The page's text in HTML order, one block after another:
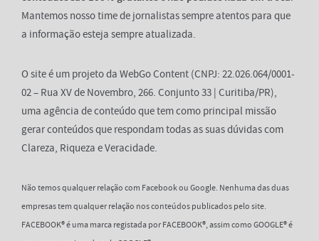
Mantemos nosso time de jornalistas sempre atentos para que
a informação esteja sempre atualizada.
O site é um projeto da WebGo Content (CNPJ: 22.026.064/0001-
02 – Rua XV de Novembro, 266. Conjunto 33 | Curitiba/PR),
uma agência de conteúdo que tem como principal missão
gerar conteúdos que respondam todas as suas dúvidas com
Clareza, Riqueza e Veracidade.
Não temos qualquer relação com Facebook ou Google. Nenhuma das duas
empresas tem qualquer relação nos conteúdos publicados pelo site.
FACEBOOK® é uma marca registada por FACEBOOK®, assim como GOOGLE® é